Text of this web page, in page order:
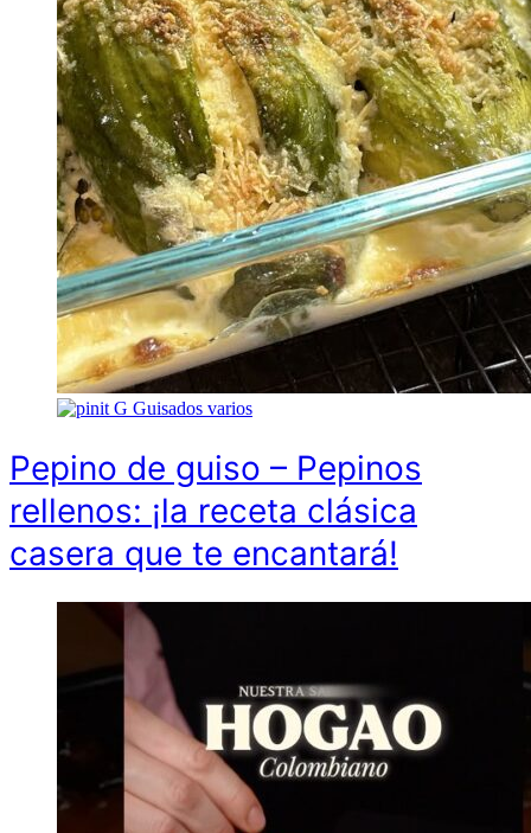
G Guisados varios
Pepino de guiso – Pepinos
rellenos: ¡la receta clásica
casera que te encantará!